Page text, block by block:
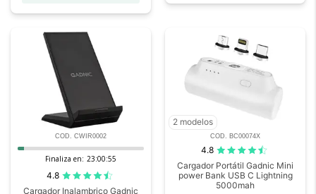
COD. CWIR0002
Finaliza en: 23:00:55
4.8
Cargador Inalambrico Gadnic
2 modelos
COD. BC00074X
4.8
Cargador Portátil Gadnic Mini
power Bank USB C Lightning
5000mah